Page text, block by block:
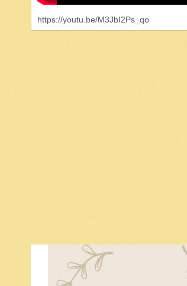
https://youtu.be/M3JbI2Ps_qo